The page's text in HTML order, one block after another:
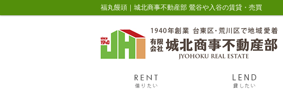
福丸饅頭｜城北商事不動産部 鶯谷や入谷の賃貸・売買